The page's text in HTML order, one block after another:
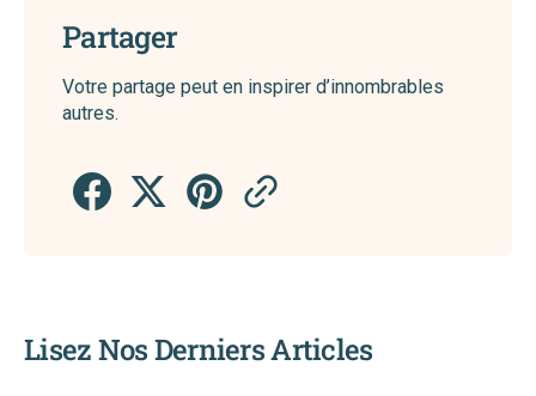
Partager
Votre partage peut en inspirer d’innombrables
autres.
Lisez Nos Derniers Articles